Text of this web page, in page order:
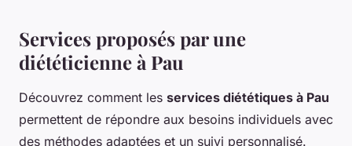
Services proposés par une
diététicienne à Pau
Découvrez comment les services diététiques à Pau
permettent de répondre aux besoins individuels avec
des méthodes adaptées et un suivi personnalisé.